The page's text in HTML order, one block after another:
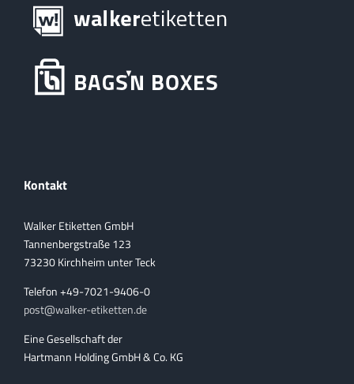
Kontakt
Walker Etiketten GmbH
Tannenbergstraße 123
73230 Kirchheim unter Teck
Telefon +49-7021-9406-0
post@walker-etiketten.de
Eine Gesellschaft der
Hartmann Holding GmbH & Co. KG